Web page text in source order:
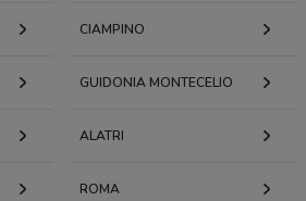
CIAMPINO
GUIDONIA MONTECELIO
ALATRI
ROMA